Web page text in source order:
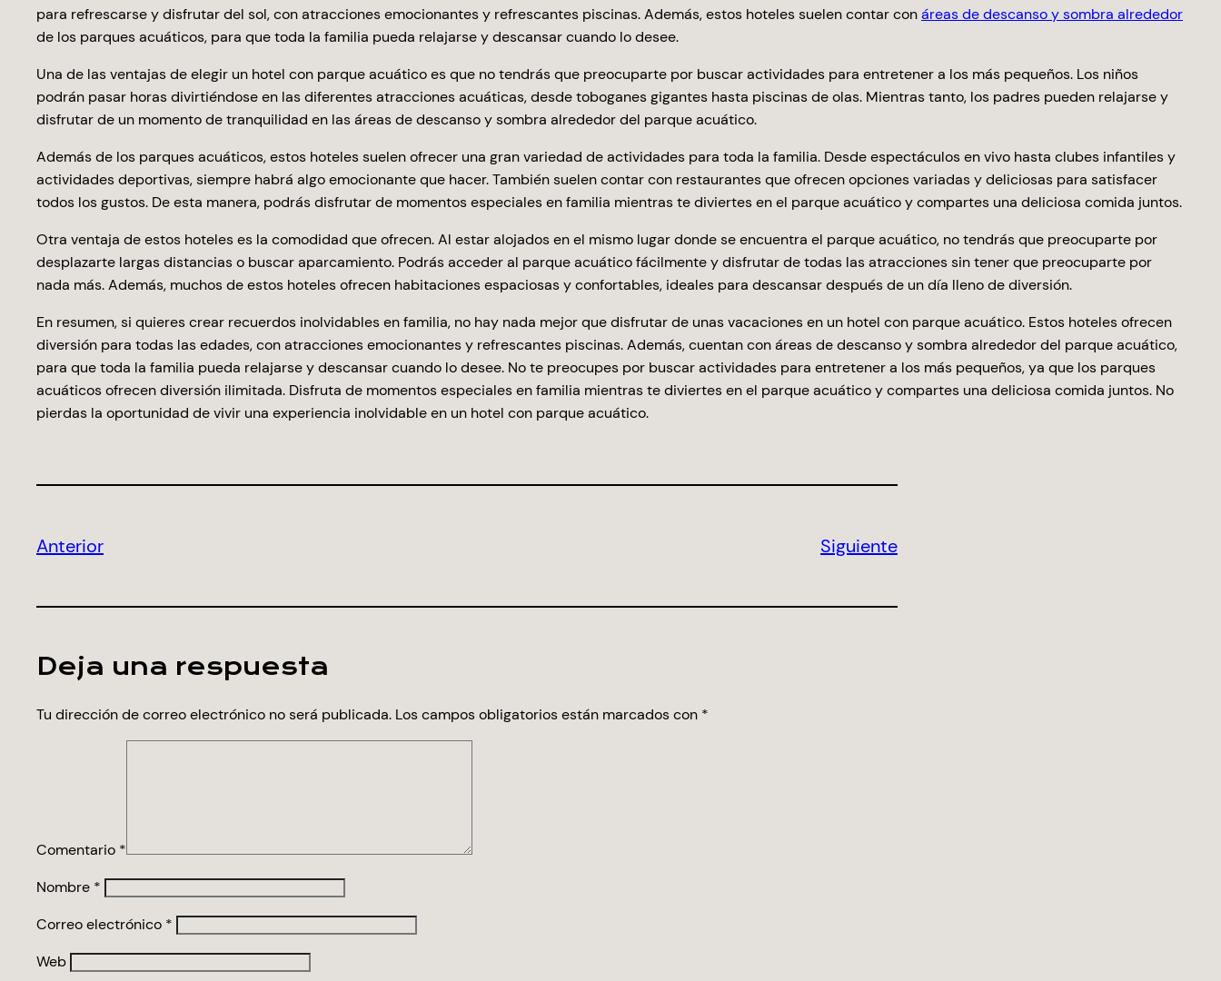
para refrescarse y disfrutar del sol, con atracciones emocionantes y refrescantes piscinas. Además, estos hoteles suelen contar conáreas de descanso y sombra alrededor
de los parques acuáticos, para que toda la familia pueda relajarse y descansar cuando lo desee.
Una de las ventajas de elegir un hotel con parque acuático es que no tendrás que preocuparte por buscar actividades para entretener a los más pequeños. Los niños
podrán pasar horas divirtiéndose en las diferentes atracciones acuáticas, desde toboganes gigantes hasta piscinas de olas. Mientras tanto, los padres pueden relajarse y
disfrutar de un momento de tranquilidad en las áreas de descanso y sombra alrededor del parque acuático.
Además de los parques acuáticos, estos hoteles suelen ofrecer una gran variedad de actividades para toda la familia. Desde espectáculos en vivo hasta clubes infantiles y
actividades deportivas, siempre habrá algo emocionante que hacer. También suelen contar con restaurantes que ofrecen opciones variadas y deliciosas para satisfacer
todos los gustos. De esta manera, podrás disfrutar de momentos especiales en familia mientras te diviertes en el parque acuático y compartes una deliciosa comida juntos.
Otra ventaja de estos hoteles es la comodidad que ofrecen. Al estar alojados en el mismo lugar donde se encuentra el parque acuático, no tendrás que preocuparte por
desplazarte largas distancias o buscar aparcamiento. Podrás acceder al parque acuático fácilmente y disfrutar de todas las atracciones sin tener que preocuparte por
nada más. Además, muchos de estos hoteles ofrecen habitaciones espaciosas y confortables, ideales para descansar después de un día lleno de diversión.
En resumen, si quieres crear recuerdos inolvidables en familia, no hay nada mejor que disfrutar de unas vacaciones en un hotel con parque acuático. Estos hoteles ofrecen
diversión para todas las edades, con atracciones emocionantes y refrescantes piscinas. Además, cuentan con áreas de descanso y sombra alrededor del parque acuático,
para que toda la familia pueda relajarse y descansar cuando lo desee. No te preocupes por buscar actividades para entretener a los más pequeños, ya que los parques
acuáticos ofrecen diversión ilimitada. Disfruta de momentos especiales en familia mientras te diviertes en el parque acuático y compartes una deliciosa comida juntos. No
pierdas la oportunidad de vivir una experiencia inolvidable en un hotel con parque acuático.
Anterior Siguiente
Deja una respuesta
Tu dirección de correo electrónico no será publicada. Los campos obligatorios están marcados con *
Comentario *
Nombre *
Correo electrónico *
Web